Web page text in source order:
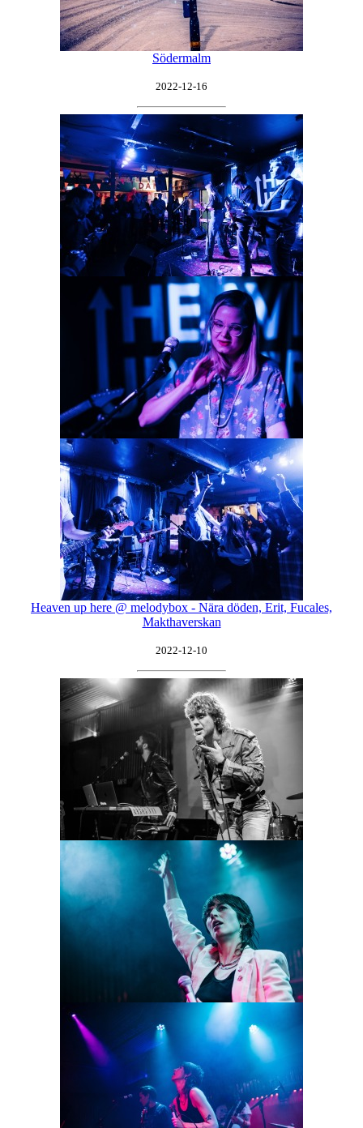
Södermalm
2022-12-16
Heaven up here @ melodybox - Nära döden, Erit, Fucales,
Makthaverskan
2022-12-10